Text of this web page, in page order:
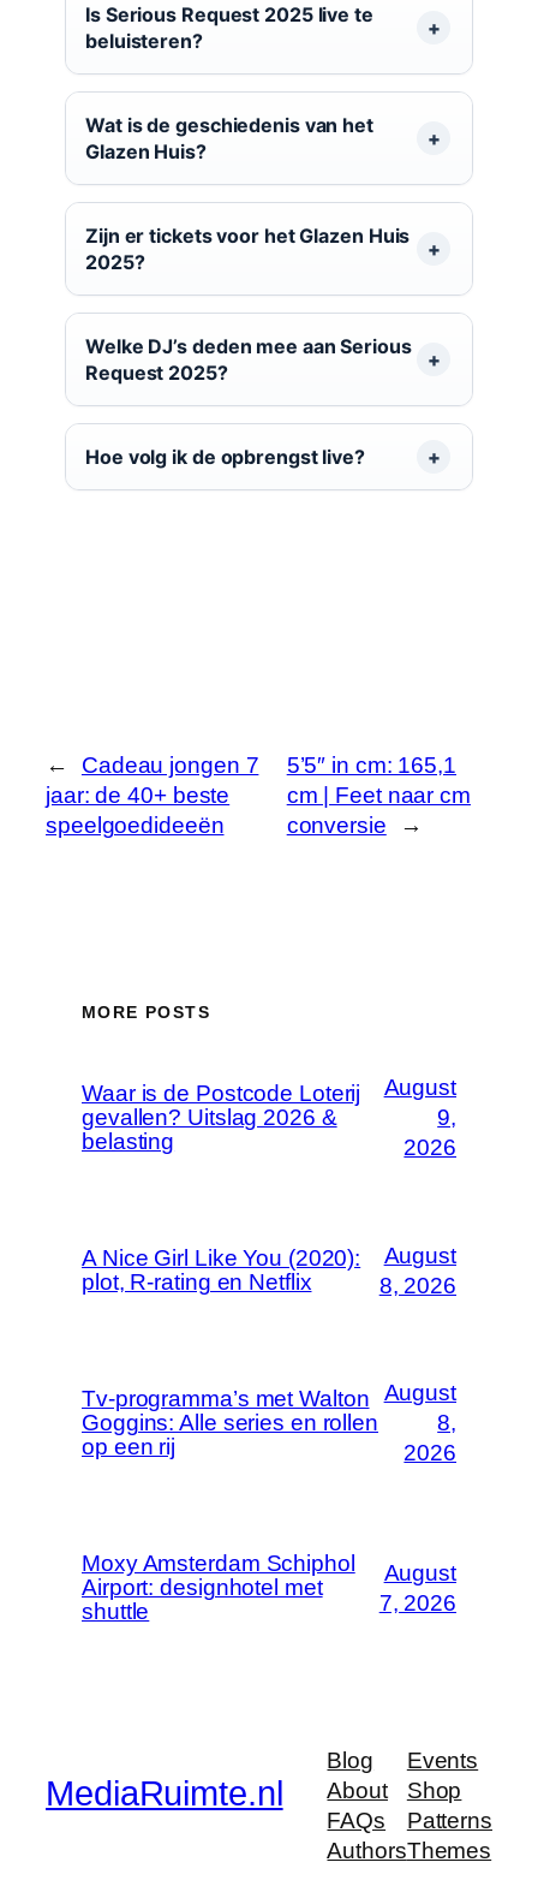
Is Serious Request 2025 live te
beluisteren?
Wat is de geschiedenis van het
Glazen Huis?
Zijn er tickets voor het Glazen Huis
2025?
Welke DJ’s deden mee aan Serious
Request 2025?
Hoe volg ik de opbrengst live?
←
Cadeau jongen 7
jaar: de 40+ beste
speelgoedideeën
5’5″ in cm: 165,1
cm | Feet naar cm
conversie
→
MORE POSTS
Waar is de Postcode Loterij
gevallen? Uitslag 2026 &
belasting
August
9,
2026
A Nice Girl Like You (2020):
plot, R-rating en Netflix
August
8, 2026
Tv-programma’s met Walton
Goggins: Alle series en rollen
op een rij
August
8,
2026
Moxy Amsterdam Schiphol
Airport: designhotel met
shuttle
August
7, 2026
MediaRuimte.nl
Blog
About
FAQs
Authors
Events
Shop
Patterns
Themes